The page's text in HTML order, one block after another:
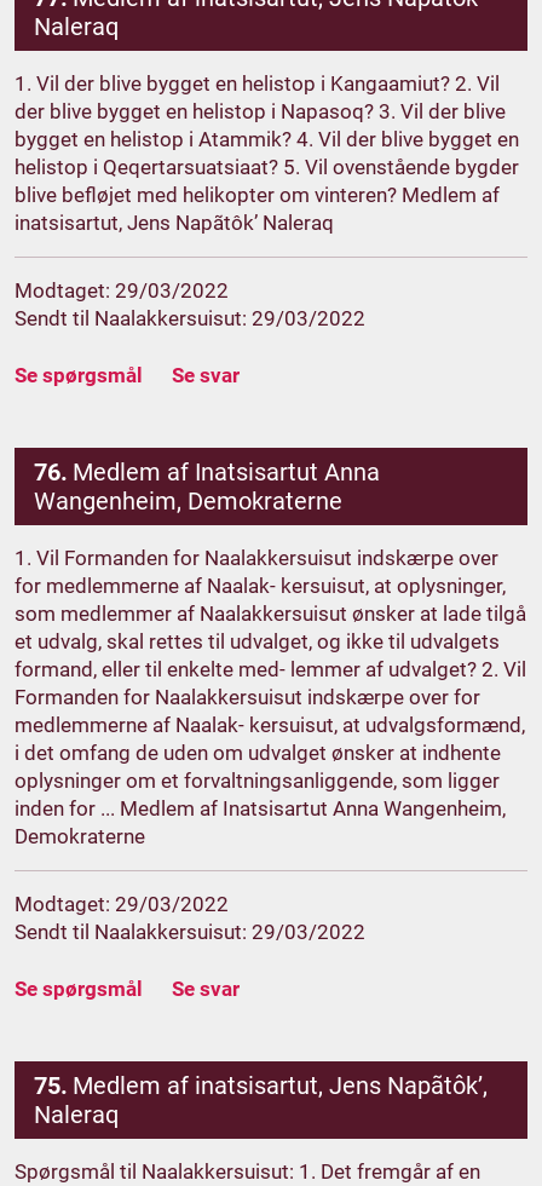
Naleraq
1. Vil der blive bygget en helistop i Kangaamiut? 2. Vil
der blive bygget en helistop i Napasoq? 3. Vil der blive
bygget en helistop i Atammik? 4. Vil der blive bygget en
helistop i Qeqertarsuatsiaat? 5. Vil ovenstående bygder
blive befløjet med helikopter om vinteren? Medlem af
inatsisartut, Jens Napãtôk’ Naleraq
Modtaget: 29/03/2022
Sendt til Naalakkersuisut: 29/03/2022
Se spørgsmål Se svar
76. Medlem af Inatsisartut Anna
Wangenheim, Demokraterne
1. Vil Formanden for Naalakkersuisut indskærpe over
for medlemmerne af Naalak- kersuisut, at oplysninger,
som medlemmer af Naalakkersuisut ønsker at lade tilgå
et udvalg, skal rettes til udvalget, og ikke til udvalgets
formand, eller til enkelte med- lemmer af udvalget? 2. Vil
Formanden for Naalakkersuisut indskærpe over for
medlemmerne af Naalak- kersuisut, at udvalgsformænd,
i det omfang de uden om udvalget ønsker at indhente
oplysninger om et forvaltningsanliggende, som ligger
inden for ... Medlem af Inatsisartut Anna Wangenheim,
Demokraterne
Modtaget: 29/03/2022
Sendt til Naalakkersuisut: 29/03/2022
Se spørgsmål Se svar
75. Medlem af inatsisartut, Jens Napãtôk’,
Naleraq
Spørgsmål til Naalakkersuisut: 1. Det fremgår af en